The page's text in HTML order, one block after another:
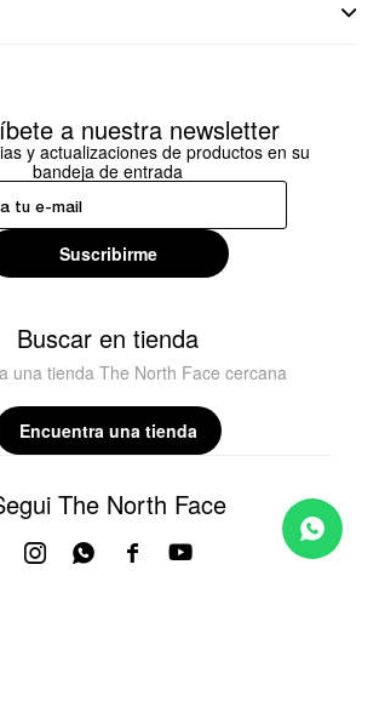
a nuestra newsletter
y actualizaciones de productos en su
bandeja de entrada
Suscribirme
Buscar en tienda
una tienda The North Face cercana
Encuentra una tienda
The North Face
 
 